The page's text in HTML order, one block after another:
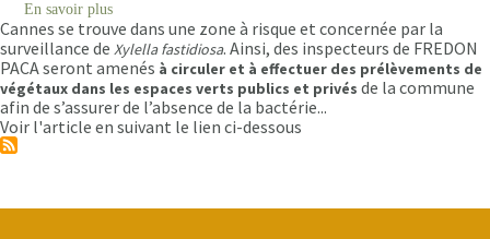
En savoir plus
SURVEILLANCE
DE
LA
BACTÉRIE
XYLELLA
FASTIDIOSA
Cannes se trouve dans une zone à risque et concernée par la
surveillance de Xylella fastidiosa. Ainsi, des inspecteurs de FREDON
PACA seront amenés à circuler et à effectuer des prélèvements de
végétaux dans les espaces verts publics et privés de la commune
afin de s’assurer de l’absence de la bactérie...
Voir l'article en suivant le lien ci-dessous